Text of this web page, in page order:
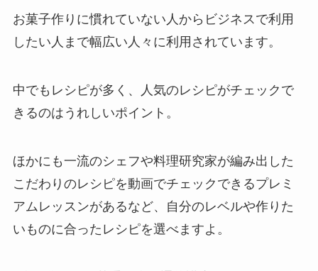
お菓子作りに慣れていない人からビジネスで利用
したい人まで幅広い人々に利用されています。
中でもレシピが多く、人気のレシピがチェックで
きるのはうれしいポイント。
ほかにも一流のシェフや料理研究家が編み出した
こだわりのレシピを動画でチェックできるプレミ
アムレッスンがあるなど、自分のレベルや作りた
いものに合ったレシピを選べますよ。